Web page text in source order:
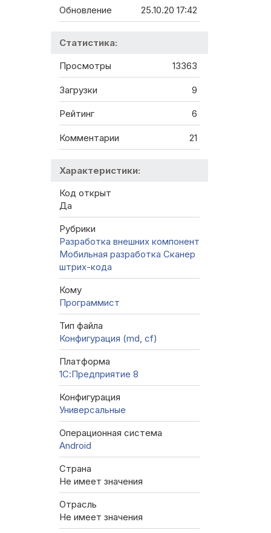
Обновление 25.10.20 17:42
Статистика:
Просмотры 13363
Загрузки 9
Рейтинг 6
Комментарии 21
Характеристики:
Код открыт
Да
Рубрики
Разработка внешних компонент
Мобильная разработка Сканер
штрих-кода
Кому
Программист
Тип файла
Конфигурация (md, cf)
Платформа
1С:Предприятие 8
Конфигурация
Универсальные
Операционная система
Android
Страна
Не имеет значения
Отрасль
Не имеет значения